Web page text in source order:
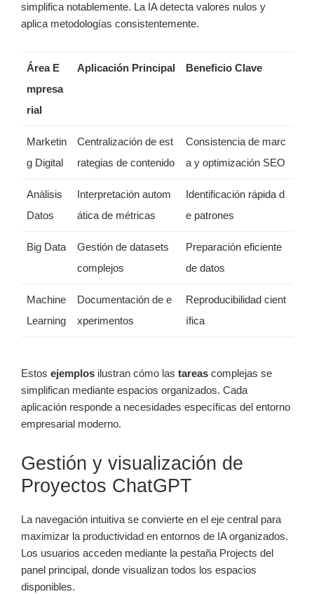
simplifica notablemente. La IA detecta valores nulos y
aplica metodologías consistentemente.
Área E
mpresa
rial
Aplicación Principal Beneficio Clave
Marketin
g Digital
Centralización de est
rategias de contenido
Consistencia de marc
a y optimización SEO
Análisis
Datos
Interpretación autom
ática de métricas
Identificación rápida d
e patrones
Big Data
Gestión de datasets
complejos
Preparación eficiente
de datos
Machine
Learning
Documentación de e
xperimentos
Reproducibilidad cient
ífica
Estos ejemplos ilustran cómo las tareas complejas se
simplifican mediante espacios organizados. Cada
aplicación responde a necesidades específicas del entorno
empresarial moderno.
Gestión y visualización de
Proyectos ChatGPT
La navegación intuitiva se convierte en el eje central para
maximizar la productividad en entornos de IA organizados.
Los usuarios acceden mediante la pestaña Projects del
panel principal, donde visualizan todos los espacios
disponibles.